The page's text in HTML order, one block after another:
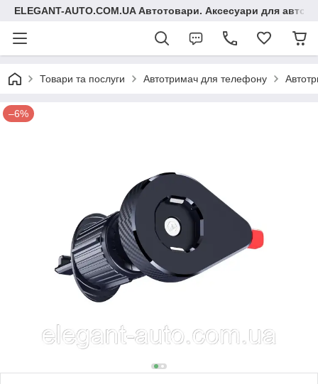
ELEGANT-AUTO.COM.UA Автотовари. Аксесуари для авто
Товари та послуги Автотримач для телефону
–6%